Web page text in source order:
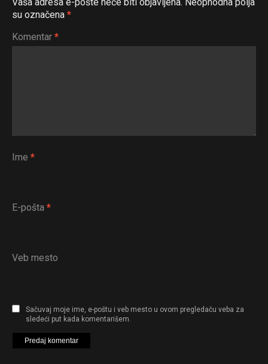
su označena *
Komentar *
Ime *
E-pošta *
Veb mesto
Sačuvaj moje ime, e-poštu i veb mesto u ovom pregledaču veba za
sledeći put kada komentarišem.